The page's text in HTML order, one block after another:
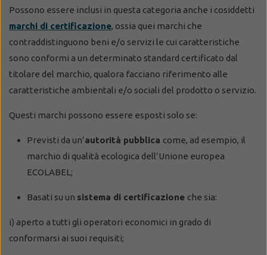
Possono essere inclusi in questa categoria anche i cosiddetti
marchi di certificazione, ossia quei marchi che
contraddistinguono beni e/o servizi le cui caratteristiche
sono conformi a un determinato standard certificato dal
titolare del marchio, qualora facciano riferimento alle
caratteristiche ambientali e/o sociali del prodotto o servizio.
Questi marchi possono essere esposti solo se:
Previsti da un’autorità pubblica come, ad esempio, il
marchio di qualità ecologica dell’Unione europea
ECOLABEL;
Basati su un sistema di certificazione che sia:
i) aperto a tutti gli operatori economici in grado di
conformarsi ai suoi requisiti;